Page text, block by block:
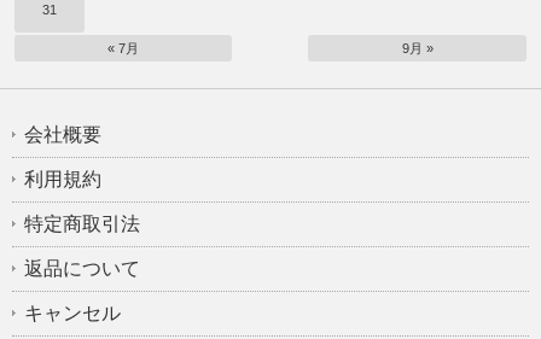
31
« 7月 9月 »
会社概要
利用規約
特定商取引法
返品について
キャンセル